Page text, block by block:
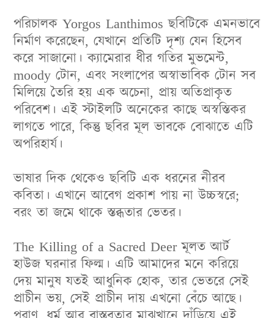
পরিচালক Yorgos Lanthimos ছবিটিকে এমনভাবে
নির্মাণ করেছেন, যেখানে প্রতিটি দৃশ্য যেন হিসেব
করে সাজানো। ক্যামেরার ধীর গতির মুভমেন্ট,
moody টোন, এবং সংলাপের অস্বাভাবিক টোন সব
মিলিয়ে তৈরি হয় এক অচেনা, প্রায় অতিপ্রাকৃত
পরিবেশ। এই স্টাইলটি অনেকের কাছে অস্বস্তিকর
লাগতে পারে, কিন্তু ছবির মূল ভাবকে বোঝাতে এটি
অপরিহার্য।
ভাষার দিক থেকেও ছবিটি এক ধরনের নীরব
কবিতা। এখানে আবেগ প্রকাশ পায় না উচ্চস্বরে;
বরং তা জমে থাকে স্তব্ধতার ভেতর।
The Killing of a Sacred Deer মূলত আর্ট
হাউজ ঘরনার ফিল্ম। এটি আমাদের মনে করিয়ে
দেয় মানুষ যতই আধুনিক হোক, তার ভেতরে সেই
প্রাচীন ভয়, সেই প্রাচীন দায় এখনো বেঁচে আছে।